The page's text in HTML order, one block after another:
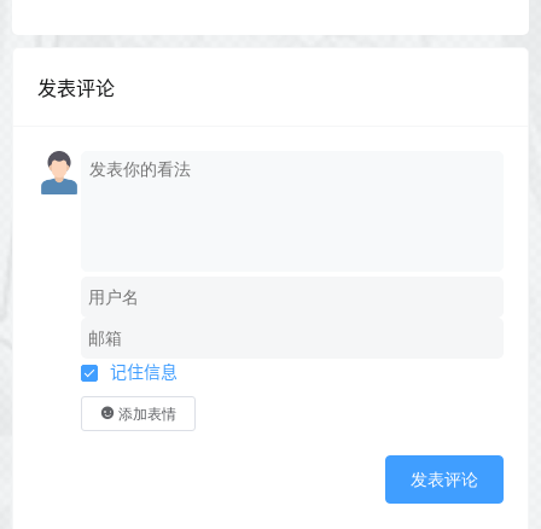
发表评论
记住信息
添加表情
发表评论